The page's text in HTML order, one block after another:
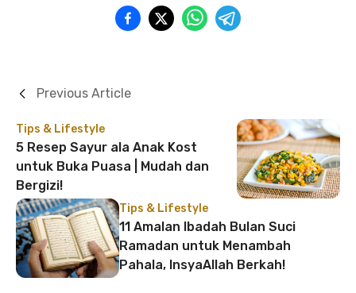
Tips & Lifestyle
5 Resep Sayur ala Anak Kost
untuk Buka Puasa | Mudah dan
Bergizi!
Previous Article
Tips & Lifestyle
11 Amalan Ibadah Bulan Suci
Ramadan untuk Menambah
Pahala, InsyaAllah Berkah!